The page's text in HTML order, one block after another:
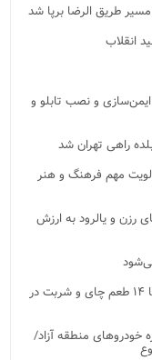
انقلاب
و نصب تابلو و
باغ هنر و برگزاری رویدادهای ملی ۲ اولویت مهم فرهنگ و هنر
رزن و یالرود به ارزش
پذیرایی متفاوت و باشکوه از عزاداران حسینی با ۱۴ طعم چای و شربت در
خودروهای منطقه آزاد/